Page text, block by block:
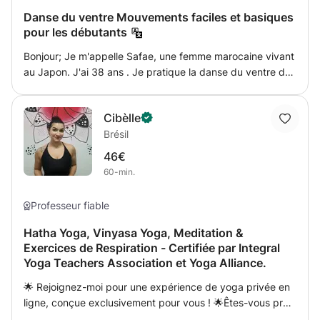
polarités du corps dans une chorégraphie adaptée à une
thématique en lien à un éléments, une saison, une phase
d'impregnation, remerciement et gratitude aux 7
directions. La danse sacrée est une prière en
mouvement, je vous apprendre à utiliser des gestes
symboliques, et à vous laisser traverser par votre propre
lumière. danser avec la lumière en soi.
Danse du ventre Mouvements faciles et basiques
pour les débutants
Bonjour; Je m'appelle Safae, une femme marocaine vivant
au Japon. J'ai 38 ans . Je pratique la danse du ventre dès
peux vous apprendre les mouvements de base et
comment les utiliser avec la musique. et continuez à partir
de là vers des mouvements plus avancés.
Cibèlle
Brésil
46€
60-min.
Professeur fiable
Hatha Yoga, Vinyasa Yoga, Meditation &
Exercices de Respiration - Certifiée par Integral
Yoga Teachers Association et Yoga Alliance.
🌟 Rejoignez-moi pour une expérience de yoga privée en
ligne, conçue exclusivement pour vous ! 🌟Êtes-vous prêt